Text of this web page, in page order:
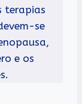
terapias
se
e os